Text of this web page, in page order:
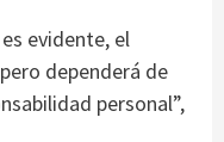
evidente, el
dependerá de
personal”,